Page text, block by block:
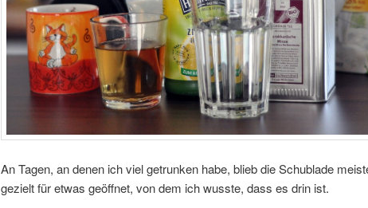
An Tagen, an denen ich viel getrunken habe, blieb die Schublade
gezielt für etwas geöffnet, von dem ich wusste, dass es drin ist.